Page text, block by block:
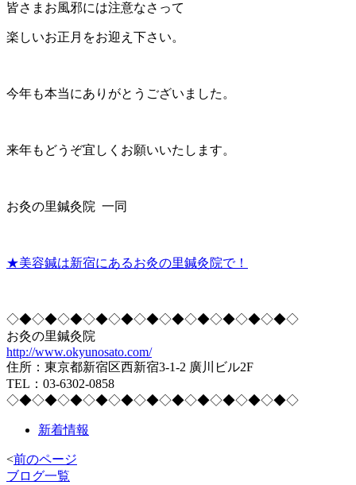
皆さまお風邪には注意なさって
楽しいお正月をお迎え下さい。
今年も本当にありがとうございました。
来年もどうぞ宜しくお願いいたします。
お灸の里鍼灸院 一同
★美容鍼は新宿にあるお灸の里鍼灸院で！
◇◆◇◆◇◆◇◆◇◆◇◆◇◆◇◆◇◆◇◆◇◆◇
お灸の里鍼灸院
http://www.okyunosato.com/
住所：東京都新宿区西新宿3-1-2 廣川ビル2F
TEL：03-6302-0858
◇◆◇◆◇◆◇◆◇◆◇◆◇◆◇◆◇◆◇◆◇◆◇
新着情報
<前のページ
ブログ一覧